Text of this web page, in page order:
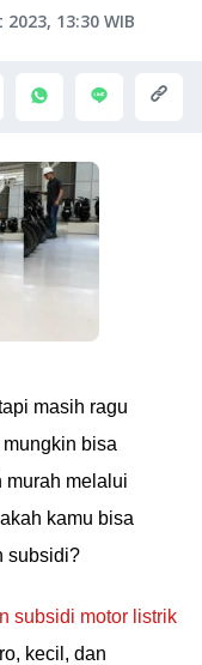
13:30 WIB
masih ragu
bisa
murah melalui
kamu bisa
subsidi?
subsidi motor listrik
kecil, dan